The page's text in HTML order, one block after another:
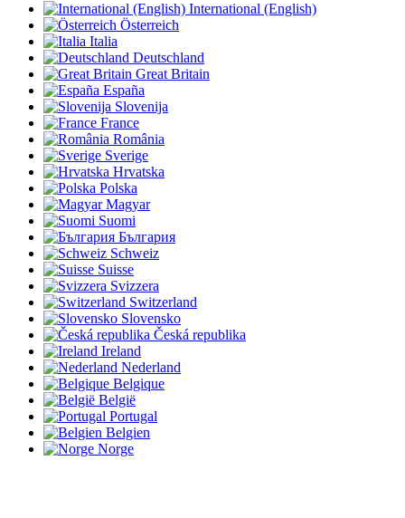
International (English)
Österreich
Italia
Deutschland
Great Britain
España
Slovenija
France
România
Sverige
Hrvatska
Polska
Magyar
Suomi
България
Schweiz
Suisse
Svizzera
Switzerland
Slovensko
Česká republika
Ireland
Nederland
Belgique
België
Portugal
Belgien
Norge